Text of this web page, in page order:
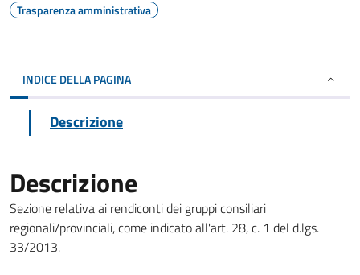
Trasparenza amministrativa
INDICE DELLA PAGINA
Descrizione
Descrizione
Sezione relativa ai rendiconti dei gruppi consiliari
regionali/provinciali, come indicato all'art. 28, c. 1 del d.lgs.
33/2013.